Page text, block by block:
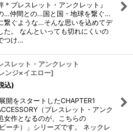
＊ブレスレット・アンクレット』
…仲間との…国と国・地球を繋ぐ…
繋ぐような…そんな思いを込めてデ
た。 なんといっても切れにくいの
つけ…
スレット・アンクレット
ンジ×イエロー]
込)
開をスタートしたCHAPTER1
（ブレスレット・アンク
女作となるのが、こちらの
ビーチ）」シリーズです。 ネックレ